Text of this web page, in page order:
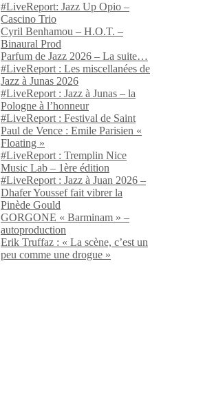
#LiveReport: Jazz Up Opio –
Cascino Trio
Cyril Benhamou – H.O.T. –
Binaural Prod
Parfum de Jazz 2026 – La suite…
#LiveReport : Les miscellanées de
Jazz à Junas 2026
#LiveReport : Jazz à Junas – la
Pologne à l’honneur
#LiveReport : Festival de Saint
Paul de Vence : Emile Parisien «
Floating »
#LiveReport : Tremplin Nice
Music Lab – 1ère édition
#LiveReport : Jazz à Juan 2026 –
Dhafer Youssef fait vibrer la
Pinède Gould
GORGONE « Barminam » –
autoproduction
Erik Truffaz : « La scène, c’est un
peu comme une drogue »